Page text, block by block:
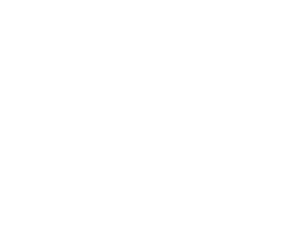
смешные истории,
карикатуры, шаржи, стихи,